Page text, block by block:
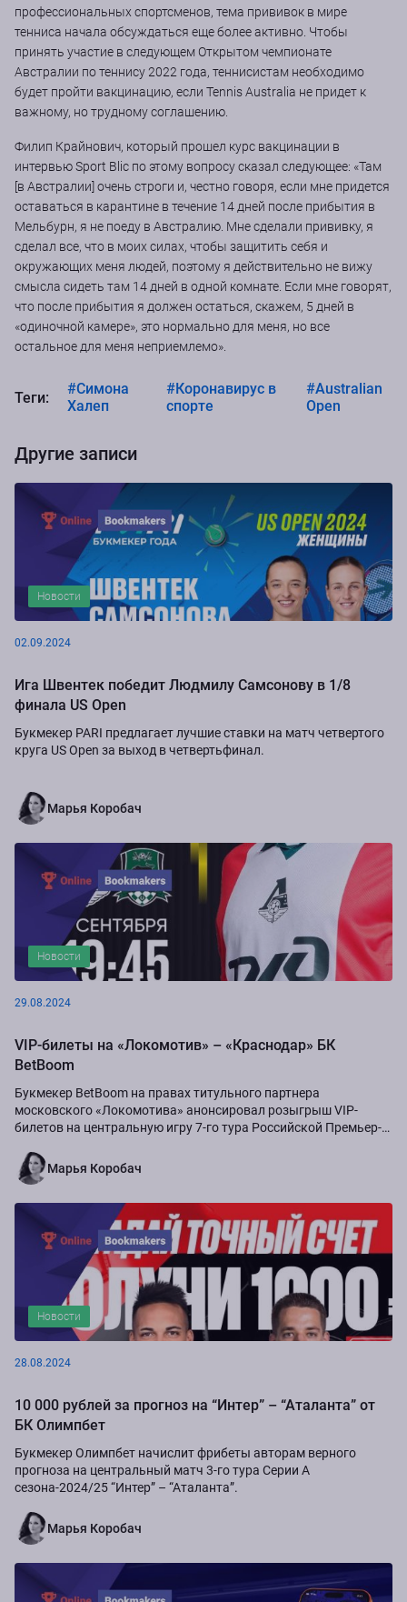
профессиональных спортсменов, тема прививок в мире
тенниса начала обсуждаться еще более активно. Чтобы
принять участие в следующем Открытом чемпионате
Австралии по теннису 2022 года, теннисистам необходимо
будет пройти вакцинацию, если Tennis Australia не придет к
важному, но трудному соглашению.
Филип Крайнович, который прошел курс вакцинации в
интервью Sport Blic по этому вопросу сказал следующее: «Там
[в Австралии] очень строги и, честно говоря, если мне придется
оставаться в карантине в течение 14 дней после прибытия в
Мельбурн, я не поеду в Австралию. Мне сделали прививку, я
сделал все, что в моих силах, чтобы защитить себя и
окружающих меня людей, поэтому я действительно не вижу
смысла сидеть там 14 дней в одной комнате. Если мне говорят,
что после прибытия я должен остаться, скажем, 5 дней в
«одиночной камере», это нормально для меня, но все
остальное для меня неприемлемо».
Теги:
#Симона
Халеп
#Коронавирус в
спорте
#Australian
Open
Другие записи
Новости
02.09.2024
Ига Швентек победит Людмилу Самсонову в 1/8
финала US Open
Букмекер PARI предлагает лучшие ставки на матч четвертого
круга US Open за выход в четвертьфинал.
Марья Коробач
Новости
29.08.2024
VIP-билеты на «Локомотив» – «Краснодар» БК
BetBoom
Букмекер BetBoom на правах титульного партнера
московского «Локомотива» анонсировал розыгрыш VIP-
билетов на центральную игру 7-го тура Российской Премьер-
Марья Коробач
Новости
28.08.2024
10 000 рублей за прогноз на “Интер” – “Аталанта” от
БК Олимпбет
Букмекер Олимпбет начислит фрибеты авторам верного
прогноза на центральный матч 3-го тура Серии А
сезона-2024/25 “Интер” – “Аталанта”.
Марья Коробач